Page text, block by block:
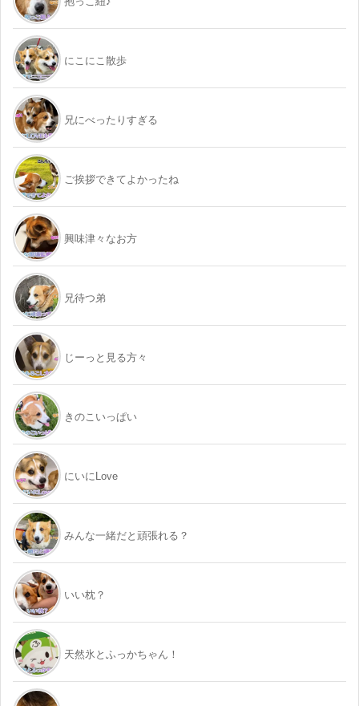
にこにこ散歩
兄にべったりすぎる
ご挨拶できてよかったね
興味津々なお方
兄待つ弟
じーっと見る方々
きのこいっぱい
にいにLove
みんな一緒だと頑張れる？
いい枕？
天然氷とふっかちゃん！